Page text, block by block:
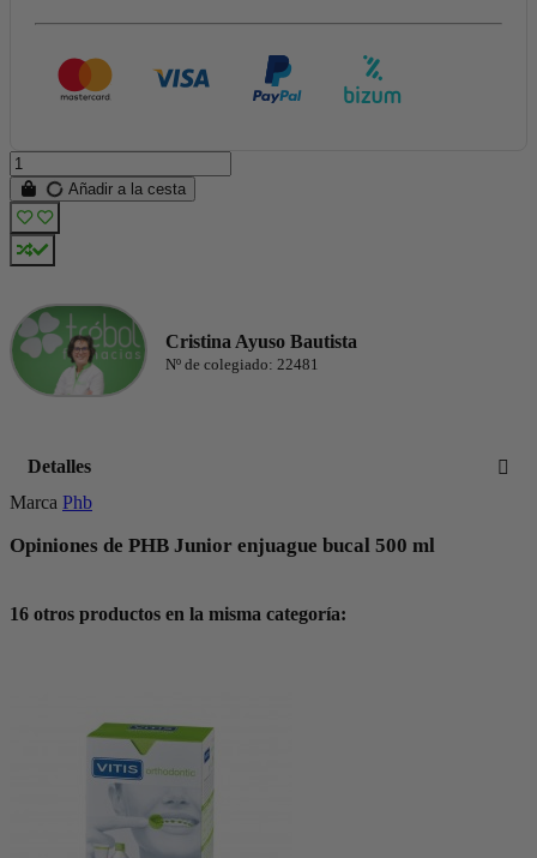
Añadir a la cesta
Cristina Ayuso Bautista
Nº de colegiado: 22481
Detalles
Marca Phb
Opiniones de PHB Junior enjuague bucal 500 ml
16 otros productos en la misma categoría: